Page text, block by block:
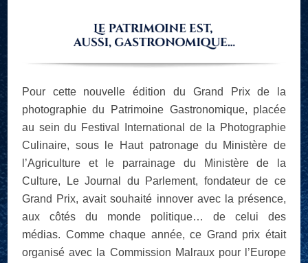
Pour cette nouvelle édition du Grand Prix de la
photographie du Patrimoine Gastronomique, placée
au sein du Festival International de la Photographie
Culinaire, sous le Haut patronage du Ministère de
l’Agriculture et le parrainage du Ministère de la
Culture, Le Journal du Parlement, fondateur de ce
Grand Prix, avait souhaité innover avec la présence,
aux côtés du monde politique… de celui des
médias. Comme chaque année, ce Grand prix était
organisé avec la Commission Malraux pour l’Europe